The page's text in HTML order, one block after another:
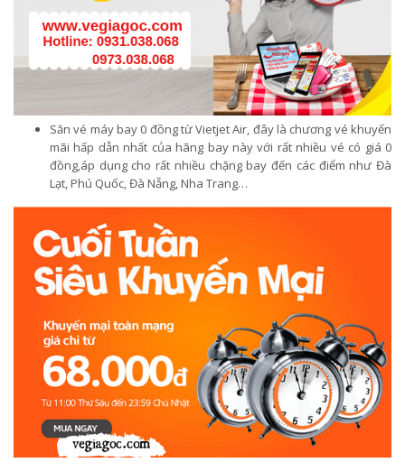
Săn vé máy bay 0 đồng từ Vietjet Air, đây là chương vé khuyến
mãi hấp dẫn nhất của hãng bay này với rất nhiều vé có giá 0
đồng,áp dụng cho rất nhiều chặng bay đến các điểm như Đà
Lạt, Phú Quốc, Đà Nẵng, Nha Trang…